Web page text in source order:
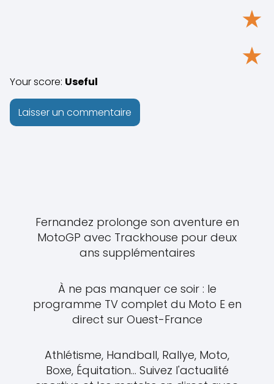
★
★
Your score: Useful
Fernandez prolonge son aventure en
MotoGP avec Trackhouse pour deux
ans supplémentaires
À ne pas manquer ce soir : le
programme TV complet du Moto E en
direct sur Ouest-France
Athlétisme, Handball, Rallye, Moto,
Boxe, Équitation... Suivez l'actualité